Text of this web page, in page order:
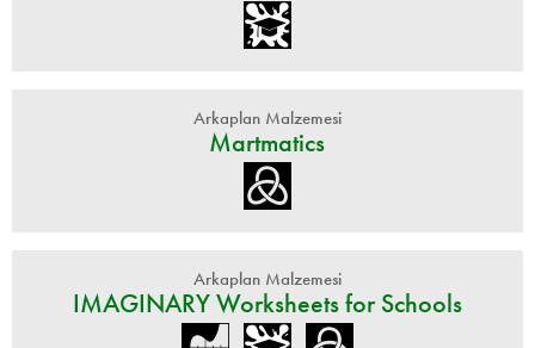
Arkaplan Malzemesi
Martmatics
Arkaplan Malzemesi
IMAGINARY Worksheets for Schools